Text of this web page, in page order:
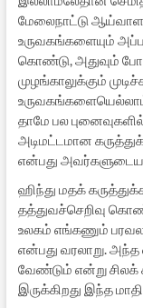
மேலைநாட்டு
உருவகங்களையும்
கொண்டு, அதுவும்
முழங்காலுக்கும்
தாமே பல
அடிமட்டமான
என்பது அவர்களுடைய
ஹிந்து மதக்
தத்துவச்செறிவு
உலகம் எங்கணும்
என்பது வரலாறு. அந்த
வேண்டும் என்று
இருக்கிறது இந்த